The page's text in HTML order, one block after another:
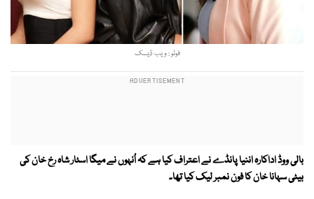
فوٹو : ویب ڈیسک
بالی ووڈ اداکارہ اننیا پانڈے نے اعتراف کیا ہے کہ اُنہوں نے میگا اسٹار شاہ رخ خان کی
بیٹی سہانا خان کا فون نمبر لیک کیا تھا۔